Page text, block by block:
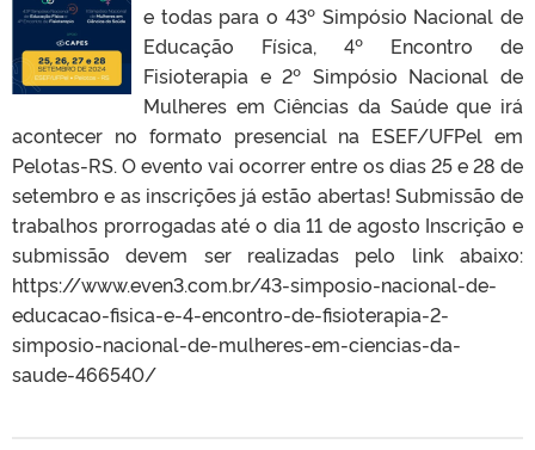
e todas para o 43º Simpósio Nacional de
Educação Física, 4º Encontro de
Fisioterapia e 2º Simpósio Nacional de
Mulheres em Ciências da Saúde que irá
acontecer no formato presencial na ESEF/UFPel em
Pelotas-RS. O evento vai ocorrer entre os dias 25 e 28 de
setembro e as inscrições já estão abertas! Submissão de
trabalhos prorrogadas até o dia 11 de agosto Inscrição e
submissão devem ser realizadas pelo link abaixo:
https://www.even3.com.br/43-simposio-nacional-de-
educacao-fisica-e-4-encontro-de-fisioterapia-2-
simposio-nacional-de-mulheres-em-ciencias-da-
saude-466540/